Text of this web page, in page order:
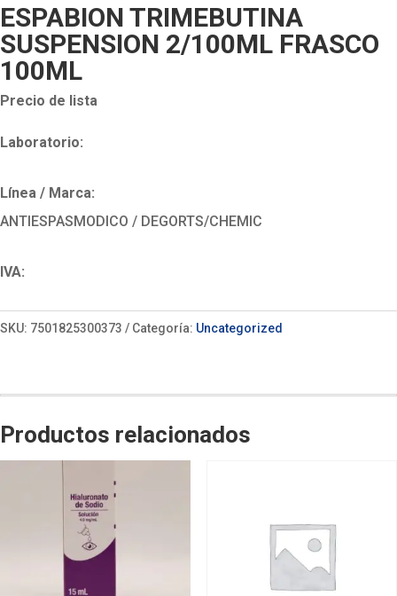
ESPABION TRIMEBUTINA
SUSPENSION 2/100ML FRASCO
100ML
Precio de lista
Laboratorio:
Línea / Marca:
ANTIESPASMODICO / DEGORTS/CHEMIC
IVA:
SKU: 7501825300373 Categoría: Uncategorized
Productos relacionados